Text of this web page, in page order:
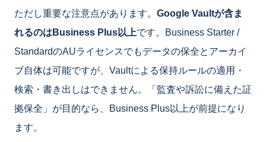
ただし重要な注意点があります。 Google Vaultが含ま
れるのはBusiness Plus以上です。Business Starter /
StandardのAUライセンスでもデータの保全とアーカイ
ブ自体は可能ですが、Vaultによる保持ルールの適用・
検索・書き出しはできません。「監査や訴訟に備えた証
拠保全」が目的なら、Business Plus以上が前提になり
ます。